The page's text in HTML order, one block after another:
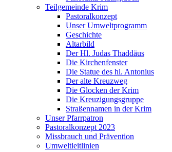
Teilgemeinde Krim
Pastoralkonzept
Unser Umweltprogramm
Geschichte
Altarbild
Der Hl. Judas Thaddäus
Die Kirchenfenster
Die Statue des hl. Antonius
Der alte Kreuzweg
Die Glocken der Krim
Die Kreuzigungsgruppe
Straßennamen in der Krim
Unser Pfarrpatron
Pastoralkonzept 2023
Missbrauch und Prävention
Umweltleitlinien